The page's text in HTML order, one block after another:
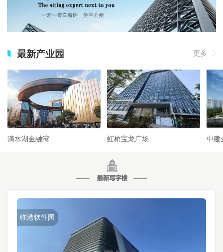
最新产业园 更多
滴水湖金融湾 虹桥宝龙广场 中建
临港软件园